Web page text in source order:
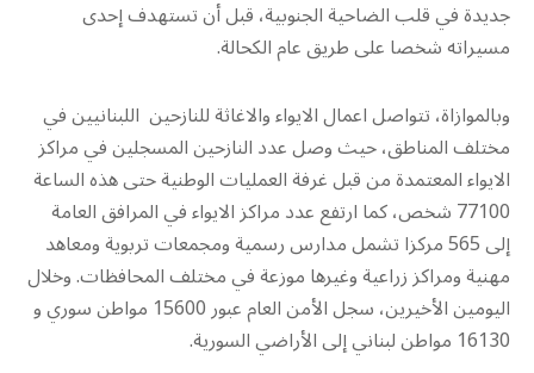
جديدة في قلب الضاحية الجنوبية، قبل أن تستهدف إحدى
مسيراته شخصا على طريق عام الكحالة.
وبالموازاة، تتواصل اعمال الايواء والاغاثة للنازحين اللبنانيين في
مختلف المناطق، حيث وصل عدد النازحين المسجلين في مراكز
الايواء المعتمدة من قبل غرفة العمليات الوطنية حتى هذه الساعة
77100 شخص، كما ارتفع عدد مراكز الايواء في المرافق العامة
إلى 565 مركزا تشمل مدارس رسمية ومجمعات تربوية ومعاهد
مهنية ومراكز زراعية وغيرها موزعة في مختلف المحافظات. وخلال
اليومين الأخيرين، سجل الأمن العام عبور 15600 مواطن سوري و
16130 مواطن لبناني إلى الأراضي السورية.